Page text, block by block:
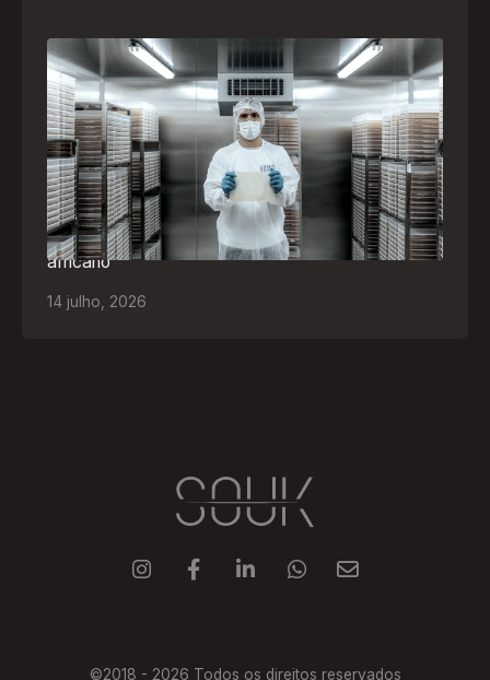
A paranaense Vuelo Pharma é uma das 13
empresas brasileiras selecionadas para
representar o Brasil na maior feira de
negócios de Angola
Empresa participará da FILDA 2026, em Luanda,
levando tecnologias brasileiras para tratamento de
feridas, ostomia e proteção cutânea ao mercado
africano
14 julho, 2026
    
©2018 - 2026 Todos os direitos reservados